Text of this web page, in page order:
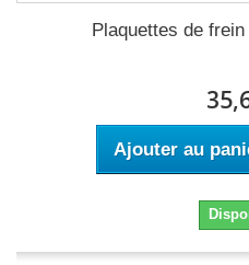
Plaquettes de
Ajouter au